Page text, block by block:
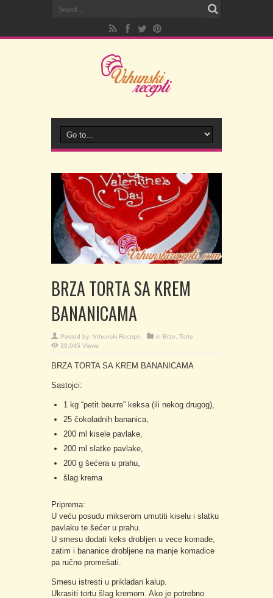
BRZA TORTA SA KREM
BANANICAMA
Posted by: Vrhunski Recepti in Brze
Torte
30,045 Views
BRZA TORTA SA KREM BANANICAMA
Sastojci:
1 kg “petit beurre” keksa (ili nekog drugog),
25 čokoladnih bananica,
200 ml kisele pavlake,
200 ml slatke pavlake,
200 g šećera u prahu,
šlag krema
Priprema:
U veću posudu mikserom umutiti kiselu i slatku
pavlaku te šećer u prahu.
U smesu dodati keks drobljen u vece komade,
zatim i bananice drobljene na manje komadice
pa ručno promešati.
Smesu istresti u prikladan kalup.
Ukrasiti tortu šlag kremom. Ako je potrebno